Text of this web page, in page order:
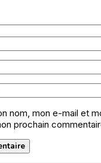
nom, mon e-mail et
prochain